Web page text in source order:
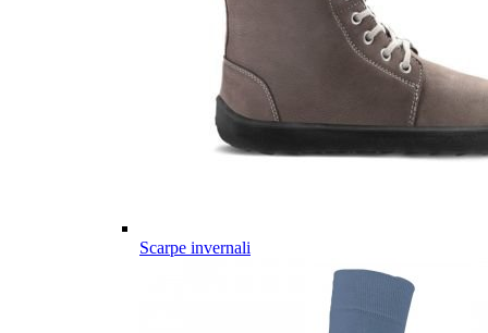
Scarpe invernali